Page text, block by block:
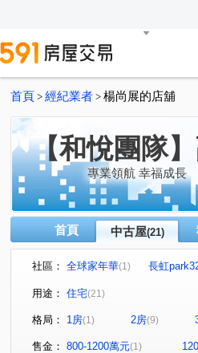
首頁 > 經紀業者 > 楊尚展的店舖
【和悅團隊
專業領航 幸福成長
首頁 中古屋(21)
社區： 全球家年華(1) 長虹
崇利大吾蔚
綠藝首席 三重奏
泰林路二段(1) (1)
用途： 住宅(21)
格局： 1房(1) 2房(9)
售金： 800-1200萬元(1)